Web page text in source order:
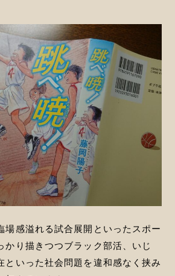
場感溢れる試合展開といったスポー
かり描きつつブラック部活、いじ
といった社会問題を違和感なく挟み